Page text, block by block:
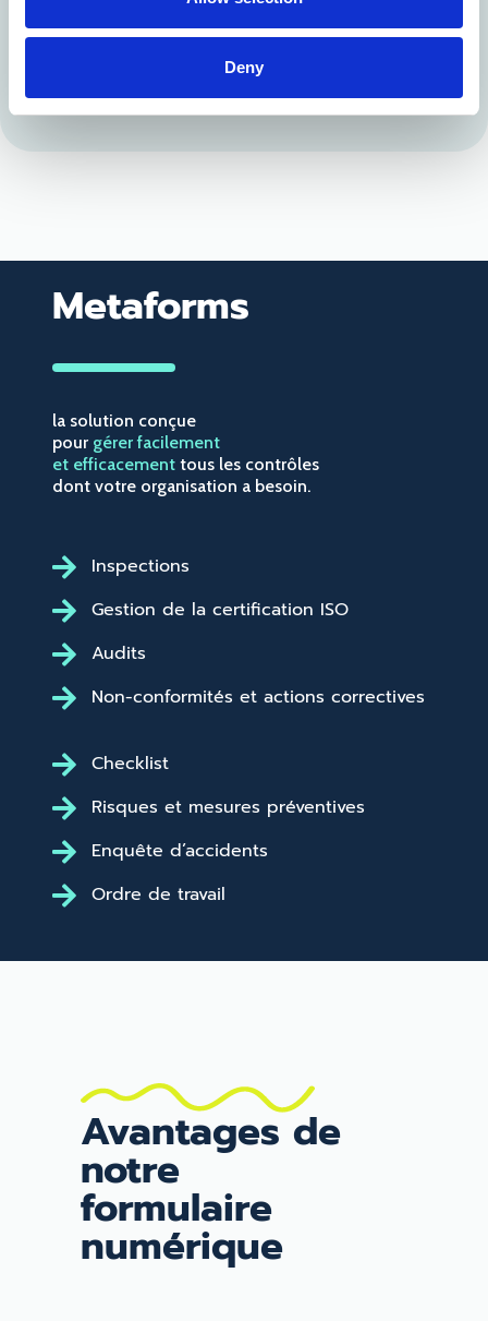
Deny
Metaforms
la solution conçue
pour gérer facilement
et efficacement tous les contrôles
dont votre organisation a besoin.
Inspections
Gestion de la certification ISO
Audits
Non-conformités et actions correctives
Checklist
Risques et mesures préventives
Enquête d’accidents
Ordre de travail
Avantages de
notre
formulaire
numérique